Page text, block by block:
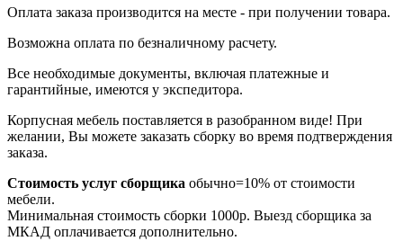
Оплата заказа производится на месте - при получении товара.
Возможна оплата по безналичному расчету.
Все необходимые документы, включая платежные и
гарантийные, имеются у экспедитора.
Корпусная мебель поставляется в разобранном виде! При
желании, Вы можете заказать сборку во время подтверждения
заказа.
Стоимость услуг сборщика обычно=10% от стоимости
мебели.
Минимальная стоимость сборки 1000р. Выезд сборщика за
МКАД оплачивается дополнительно.